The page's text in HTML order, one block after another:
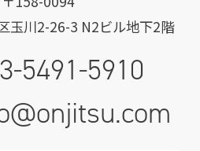
玉川2-26-3 N2ビル地下2階
5491-5910